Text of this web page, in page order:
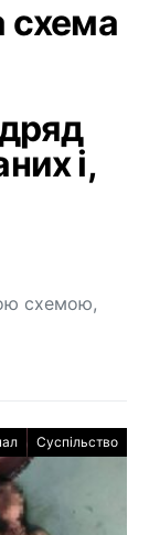
схема
і,
схемою,
Суспільство